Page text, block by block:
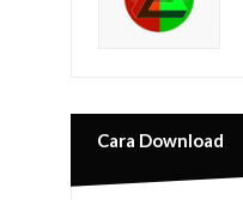
Cara Download